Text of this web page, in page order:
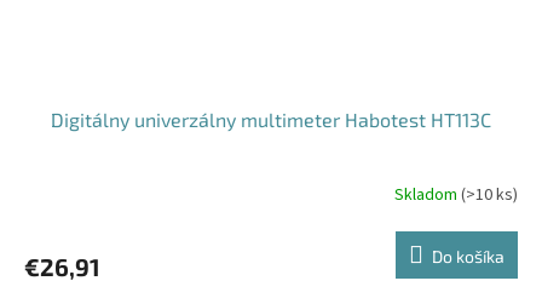
Digitálny univerzálny multimeter Habotest HT113C
Skladom (>10 ks)
€26,91 Do košíka